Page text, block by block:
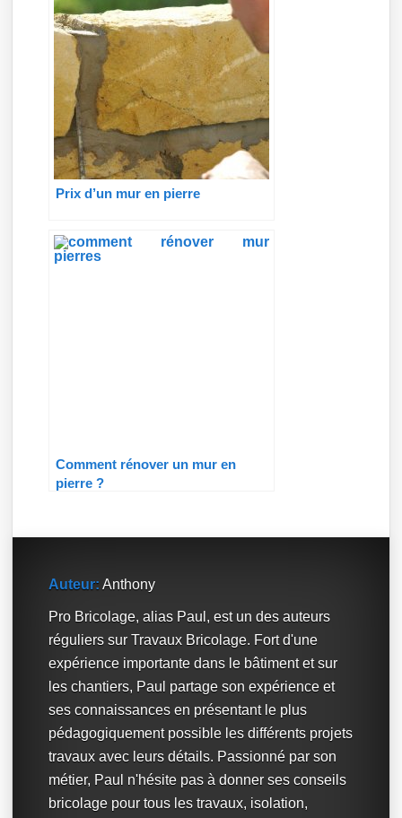
Prix d’un mur en pierre
Comment rénover un mur en
pierre ?
Auteur: Anthony
Pro Bricolage, alias Paul, est un des auteurs
réguliers sur Travaux Bricolage. Fort d'une
expérience importante dans le bâtiment et sur
les chantiers, Paul partage son expérience et
ses connaissances en présentant le plus
pédagogiquement possible les différents projets
travaux avec leurs détails. Passionné par son
métier, Paul n'hésite pas à donner ses conseils
bricolage pour tous les travaux, isolation,